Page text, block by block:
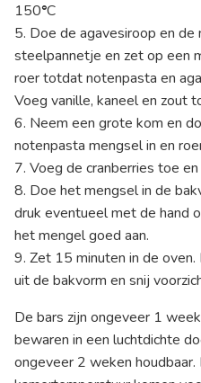
150°C
5. Doe de agavesiroop en de
steelpannetje en zet op een
roer totdat notenpasta en
Voeg vanille, kaneel en zout
6. Neem een grote kom en
notenpasta mengsel in en
7. Voeg de cranberries toe
8. Doe het mengsel in de
druk eventueel met de hand
het mengel goed aan.
9. Zet 15 minuten in de
uit de bakvorm en snij
De bars zijn ongeveer 1
bewaren in een luchtdichte
ongeveer 2 weken